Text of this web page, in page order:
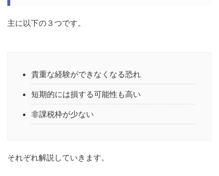
主に以下の３つです。
貴重な経験ができなくなる恐れ
短期的には損する可能性も高い
非課税枠が少ない
それぞれ解説していきます。